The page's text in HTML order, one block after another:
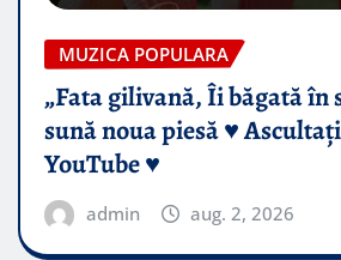
MUZICA POPULARA
„Fata gilivană, Îi băgată în
sună noua piesă ♥️
YouTube ♥️
admin aug. 2, 2026